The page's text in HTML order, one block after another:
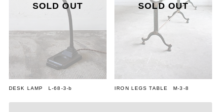
DESK LAMP L-68-3-b IRON LEGS TABLE M-3-8